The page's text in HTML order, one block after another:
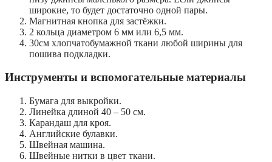
широкие, то будет достаточно одной пары.
Магнитная кнопка для застёжки.
2 кольца диаметром 6 мм или 6,5 мм.
30см хлопчатобумажной ткани любой ширины для
пошива подкладки.
Инструменты и вспомогательные материалы
Бумага для выкройки.
Линейка длиной 40 – 50 см.
Карандаш для кроя.
Английские булавки.
Швейная машина.
Швейные нитки в цвет ткани.